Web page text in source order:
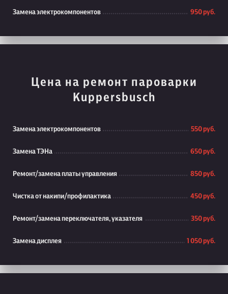
Замена электрокомпонентов 950 руб.
Цена на ремонт пароварки
Kuppersbusch
Замена электрокомпонентов 550 руб.
Замена ТЭНа 650 руб.
Ремонт/замена платы управления 850 руб.
Чистка от накипи/профилактика 450 руб.
Ремонт/замена переключателя, указателя 350 руб.
Замена дисплея 1 050 руб.